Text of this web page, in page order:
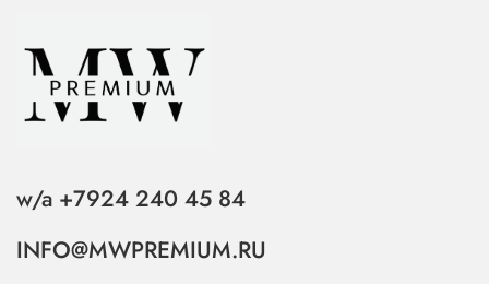
w/a +7924 240 45 84
INFO@MWPREMIUM.RU